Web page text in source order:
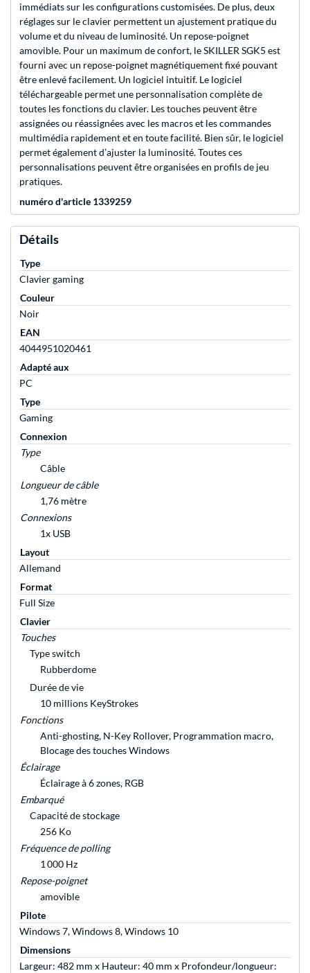
immédiats sur les configurations customisées. De plus, deux
réglages sur le clavier permettent un ajustement pratique du
volume et du niveau de luminosité. Un repose-poignet
amovible. Pour un maximum de confort, le SKILLER SGK5 est
fourni avec un repose-poignet magnétiquement fixé pouvant
être enlevé facilement. Un logiciel intuitif. Le logiciel
téléchargeable permet une personnalisation complète de
toutes les fonctions du clavier. Les touches peuvent être
assignées ou réassignées avec les macros et les commandes
multimédia rapidement et en toute facilité. Bien sûr, le logiciel
permet également d’ajuster la luminosité. Toutes ces
personnalisations peuvent être organisées en profils de jeu
pratiques.
numéro d'article 1339259
Détails
Type
Clavier gaming
Couleur
Noir
EAN
4044951020461
Adapté aux
PC
Type
Gaming
Connexion
Type
Câble
Longueur de câble
1,76 mètre
Connexions
1x USB
Layout
Allemand
Format
Full Size
Clavier
Touches
Type switch
Rubberdome
Durée de vie
10 millions KeyStrokes
Fonctions
Anti-ghosting, N-Key Rollover, Programmation macro,
Blocage des touches Windows
Éclairage
Éclairage à 6 zones, RGB
Embarqué
Capacité de stockage
256 Ko
Fréquence de polling
1 000 Hz
Repose-poignet
amovible
Pilote
Windows 7, Windows 8, Windows 10
Dimensions
Largeur: 482 mm x Hauteur: 40 mm x Profondeur/longueur: